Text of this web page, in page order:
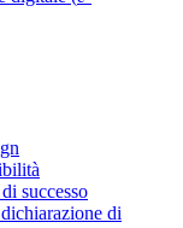
successo
di